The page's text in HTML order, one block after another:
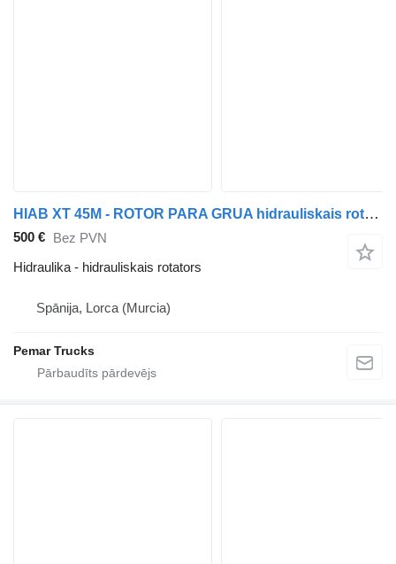
HIAB XT 45M - ROTOR PARA GRUA hidrauliskais rotators paredzēts celtnis-manipulators
500 € Bez PVN
Hidraulika - hidrauliskais rotators
Spānija, Lorca (Murcia)
Pemar Trucks